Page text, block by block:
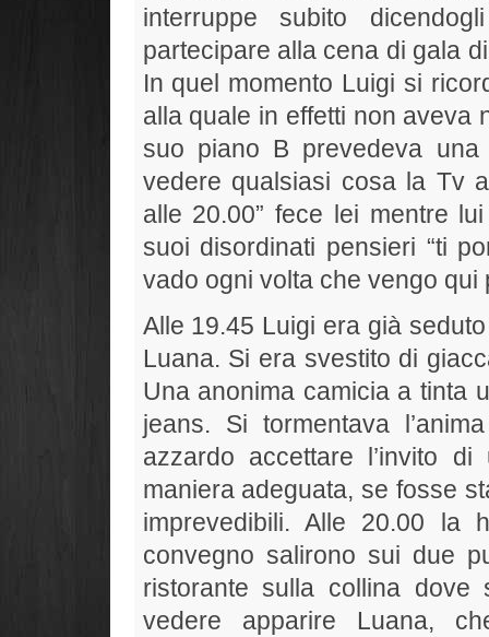
interruppe subito
partecipare alla cena di gala
In quel momento Luigi si
alla quale in effetti non aveva
suo piano B prevedeva
vedere qualsiasi cosa la Tv
alle 20.00” fece lei mentre
suoi disordinati pensieri “ti
vado ogni volta che vengo qui
Alle 19.45 Luigi era già
Luana. Si era svestito di
Una anonima camicia a tinta
jeans. Si tormentava
azzardo accettare l’invito
maniera adeguata, se fosse
imprevedibili. Alle 20.00 la
convegno salirono sui due
ristorante sulla collina
vedere apparire Luana,